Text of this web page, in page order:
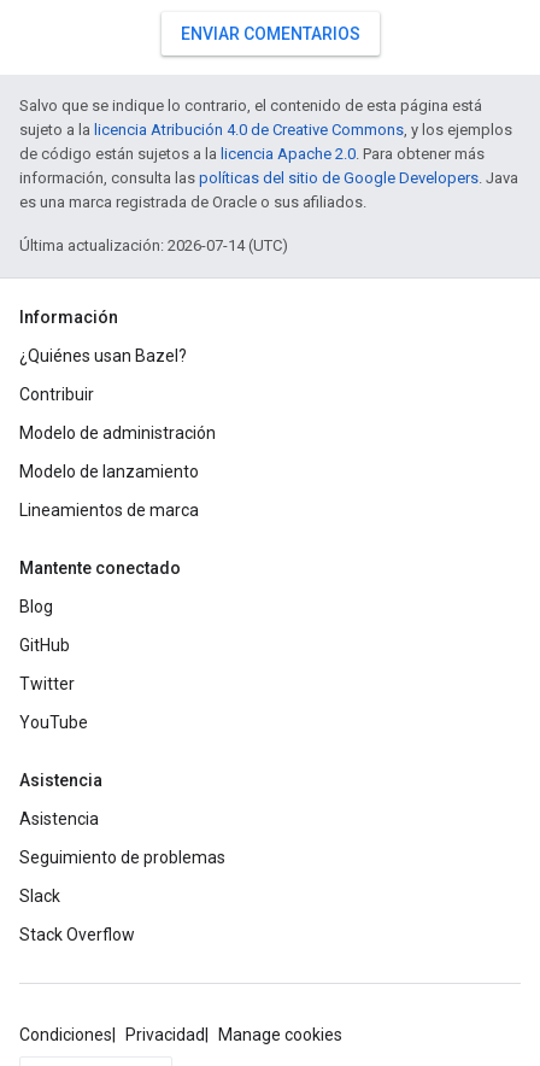
ENVIAR COMENTARIOS
Salvo que se indique lo contrario, el contenido de esta página está
sujeto a la licencia Atribución 4.0 de Creative Commons, y los ejemplos
de código están sujetos a la licencia Apache 2.0. Para obtener más
información, consulta las políticas del sitio de Google Developers. Java
es una marca registrada de Oracle o sus afiliados.
Última actualización: 2026-07-14 (UTC)
Información
¿Quiénes usan Bazel?
Contribuir
Modelo de administración
Modelo de lanzamiento
Lineamientos de marca
Mantente conectado
Blog
GitHub
Twitter
YouTube
Asistencia
Asistencia
Seguimiento de problemas
Slack
Stack Overflow
Condiciones Privacidad Manage cookies